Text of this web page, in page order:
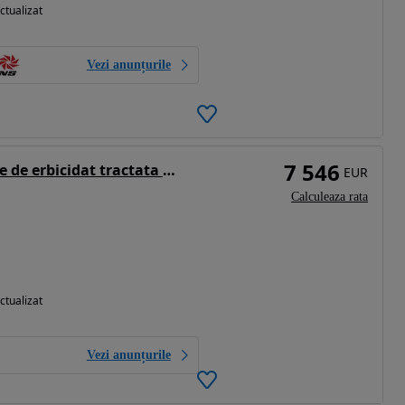
Vezi anunțurile
TOLMET Instalatie de erbicidat tractata BRUNO-BORYS 12/15/18/21/24M
Vezi anunțurile
7 546 EUR
Calculeaza rata